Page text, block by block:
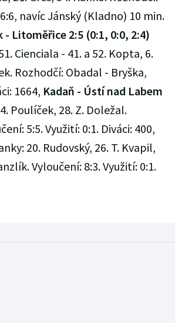
navíc Jánský (Kladno) 10 min.
- Litoměřice 2:5 (0:1, 0:0, 2:4)
Cienciala - 41. a 52. Kopta, 6.
Rozhodčí: Obadal - Bryška,
1664, Kadaň - Ústí nad Labem
Poulíček, 28. Z. Doležal.
5:5. Využití: 0:1. Diváci: 400,
20. Rudovský, 26. T. Kvapil,
Vyloučení: 8:3. Využití: 0:1.